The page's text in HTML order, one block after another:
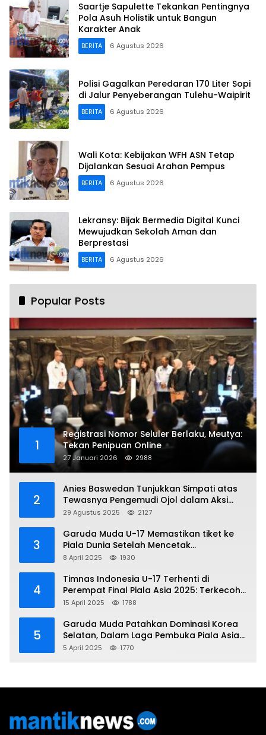
Saartje Sapulette Tekankan Pentingnya
Pola Asuh Holistik untuk Bangun
Karakter Anak
BERITA 6 Agustus 2026
Polisi Gagalkan Peredaran 170 Liter Sopi
di Jalur Penyeberangan Tulehu-Waipirit
BERITA 6 Agustus 2026
Wali Kota: Kebijakan WFH ASN Tetap
Dijalankan Sesuai Arahan Pempus
BERITA 6 Agustus 2026
Lekransy: Bijak Bermedia Digital Kunci
Mewujudkan Sekolah Aman dan
Berprestasi
BERITA 6 Agustus 2026
Popular Posts
1
Registrasi Nomor Seluler Berlaku, Meutya:
Tekan Penipuan Online
27 Januari 2026 2988
2
Anies Baswedan Tunjukkan Simpati atas
Tewasnya Pengemudi Ojol dalam Aksi
Demo
29 Agustus 2025 2127
3
Garuda Muda U-17 Memastikan tiket ke
Piala Dunia Setelah Mencetak
Kemenangan Gemilang atas Yaman 4-1 di
8 April 2025 1930
4
Timnas Indonesia U-17 Terhenti di
Perempat Final Piala Asia 2025: Terkecoh
Korea Utara
15 April 2025 1788
5
Garuda Muda Patahkan Dominasi Korea
Selatan, Dalam Laga Pembuka Piala Asia
2025 U-17
5 April 2025 1770